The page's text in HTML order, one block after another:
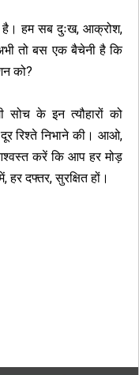
है। हम सब दुःख, आक्रोश,
तो बस एक बैचेनी है कि
को?
सोच के इन त्यौहारों को
रिश्ते निभाने की। आओ,
करें कि आप हर मोड़
दफ्तर, सुरक्षित हों।